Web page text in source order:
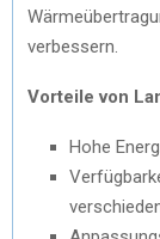
verbessern.
Vorteile von
Hohe